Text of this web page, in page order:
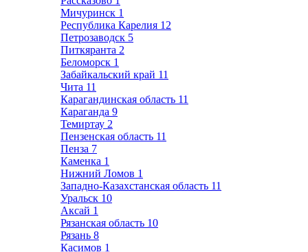
Мичуринск 1
Республика Карелия 12
Петрозаводск 5
Питкяранта 2
Беломорск 1
Забайкальский край 11
Чита 11
Карагандинская область 11
Караганда 9
Темиртау 2
Пензенская область 11
Пенза 7
Каменка 1
Нижний Ломов 1
Западно-Казахстанская область 11
Уральск 10
Аксай 1
Рязанская область 10
Рязань 8
Касимов 1